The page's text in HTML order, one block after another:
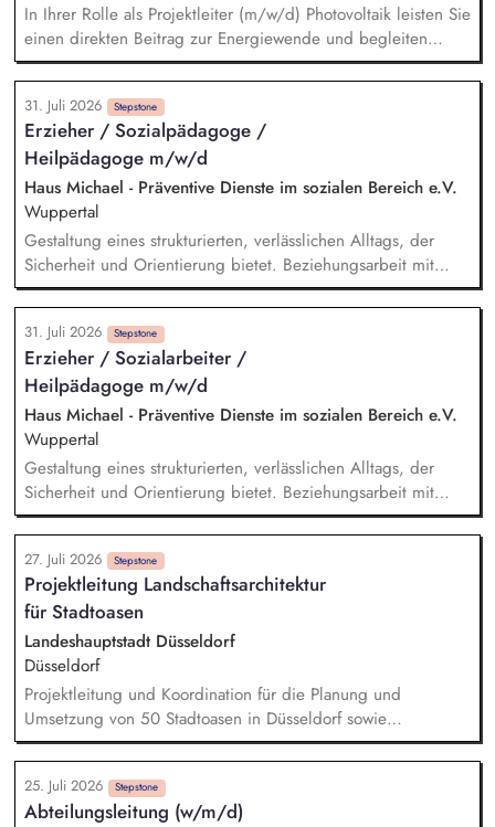
den Erwartungen von Kund:innen und NGOs durch und
beobachtest politische Entwicklungen sowie Wettbewerber.
In Ihrer Rolle als Projektleiter (m/w/d) Photovoltaik leisten Sie
einen direkten Beitrag zur Energiewende und begleiten
Photovoltaik-Projekte von der ersten Planung bis zur
erfolgreichen Übergabe an unsere Kunden. Sie prüfen die
technische Machbarkeit von Photovoltaik-Projekten, erstellen
die Projektplanung und entwickeln individuelle Lösungen für
unsere Kunden. Zu Ihren Aufgaben gehören außerdem die
Erstellung von Angeboten, die Materialplanung sowie die
Beschaffung aller erforderlichen Komponenten wie Module,
Wechselrichter und Unterkonstruktionen.
31. Juli 2026 Stepstone
Erzieher / Sozialpädagoge /
Heilpädagoge m/w/d
Haus Michael - Präventive Dienste im sozialen Bereich e.V.
Wuppertal
Gestaltung eines strukturierten, verlässlichen Alltags, der
Sicherheit und Orientierung bietet. Beziehungsarbeit mit
Kindern und Jugendlichen unter Berücksichtigung ihrer
individuellen Lebensgeschichten. Systemisches Denken:
Zusammenhänge erkennen, Verhalten einordnen, Muster
verstehen. Förderung von Identitätsentwicklung, Selbstwert
und individuellen Stärken. Begleitung in lebenspraktischen
Bereichen (Alltag, Schule, Freizeit, Verantwortung).
Zusammenarbeit mit Eltern, Sorgeberechtigten, Schulen,
Therapeut*innen und Jugendämtern.
31. Juli 2026 Stepstone
Erzieher / Sozialarbeiter /
Heilpädagoge m/w/d
Haus Michael - Präventive Dienste im sozialen Bereich e.V.
Wuppertal
Gestaltung eines strukturierten, verlässlichen Alltags, der
Sicherheit und Orientierung bietet. Beziehungsarbeit mit
Kindern und Jugendlichen unter Berücksichtigung ihrer
individuellen Lebensgeschichten. Systemisches Denken:
Zusammenhänge erkennen, Verhalten einordnen, Muster
verstehen. Förderung von Identitätsentwicklung, Selbstwert
und individuellen Stärken. Begleitung in lebenspraktischen
Bereichen (Alltag, Schule, Freizeit, Verantwortung).
Zusammenarbeit mit Eltern, Sorgeberechtigten, Schulen,
Therapeut*innen und Jugendämtern.
27. Juli 2026 Stepstone
Projektleitung Landschaftsarchitektur
für Stadtoasen
Landeshauptstadt Düsseldorf
Düsseldorf
Projektleitung und Koordination für die Planung und
Umsetzung von 50 Stadtoasen in Düsseldorf sowie
Entwicklung eines gesamtstädtischen Konzeptes mit dem Ziel
der Entsiegelung im Sinne der Klimaanpassung und
Biodiversität zur Schaffung von ökologischen Räumen mit
Aufenthaltsqualität für Bürger*innen
25. Juli 2026 Stepstone
Abteilungsleitung (w/m/d)